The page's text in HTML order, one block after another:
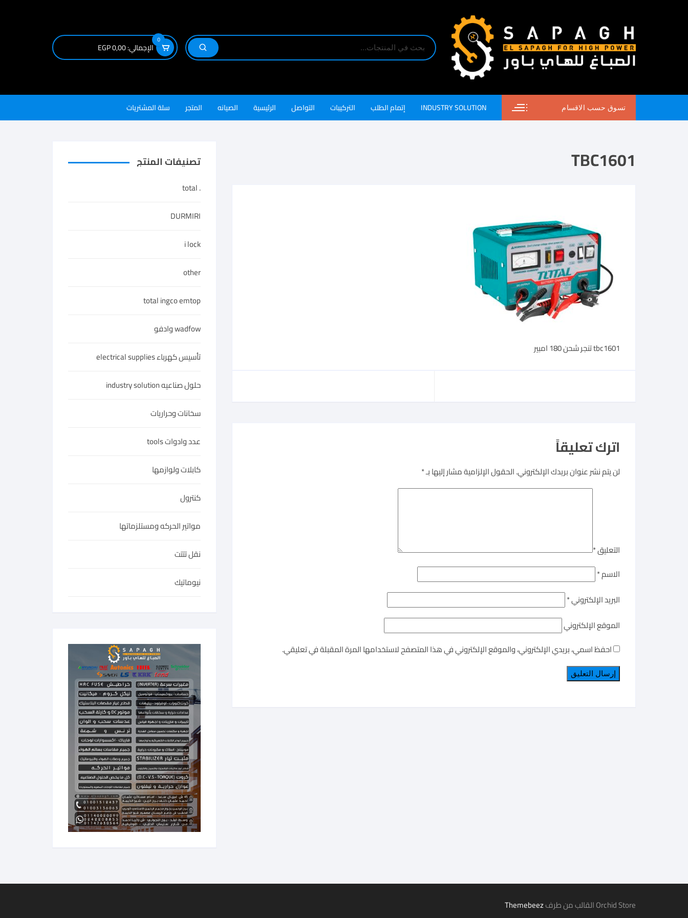
0
الإجمالي:0,00
EGP
تسوق حسب الاقسام INDUSTRY SOLUTION إتمام الطلب التركيبات التواصل الرئيسية الصيانه المتجر سلة المشتريات
TBC1601
tbc1601 تنجر شحن 180 امبير
اترك تعليقاً
لن يتم نشر عنوان بريدك الإلكتروني.الحقول الإلزامية مشار إليها بـ*
التعليق*
الاسم*
البريد الإلكتروني*
الموقع الإلكتروني
احفظ اسمي، بريدي الإلكتروني، والموقع الإلكتروني في هذا المتصفح لاستخدامها المرة المقبلة في تعليقي.
تصنيفات المنتج
. total
DURMIRI
i lock
other
total ingco emtop
wadfow وادفو
تأسيس كهرباء electrical supplies
حلول صناعيه industry solution
سخانات وحراريات
عدد وادوات tools
كابلات ولوازمها
كنترول
مواتير الحركه ومستلزماتها
نقل تتتت
نيوماتيك
Orchid Store القالب من طرف Themebeez